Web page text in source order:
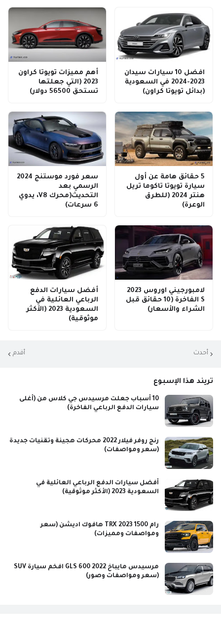
افضل 10 سيارات سيدان
2023-2024 في السعودية
(بدائل تويوتا كراون)
أهم مميزات تويوتا كراون
2023 (التي جعلتها
تستحق 56500 دولار)
5 حقائق هامة عن أول
سيارة تويوتا تاكوما تريل
هنتر 2024 (للطرق
الوعرة)
سعر فورد موستنج 2024
الرسمي بعد
التحديث(محرك V8، يدوي
6 سرعات)
لامبورجيني اوروس 2023
S الفاخرة (10 حقائق قبل
الشراء والأسعار)
أفضل سيارات الدفع
الرباعي العائلية في
السعودية 2023 (الأكثر
موثوقية)
أحدث أقدم
تريند هذا الإسبوع
10 أسباب جعلت مرسيدس جي كلاس من (أغلى
سيارات الدفع الرباعي الفاخرة)
رنج روفر فيلار 2022 محركات هجينة وتقنيات جديدة
(سعر ومواصفات)
أفضل سيارات الدفع الرباعي العائلية في
السعودية 2023 (الأكثر موثوقية)
رام 1500 TRX 2023 هافوك اديشن (سعر
ومواصفات ومميزات)
مرسيدس مايباخ GLS 600 2022 افخم سيارة SUV
(سعر ومواصفات وصور)